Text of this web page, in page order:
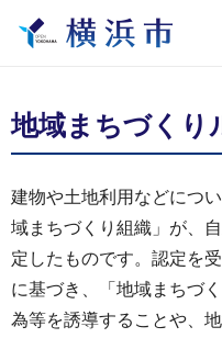
地域まちづくり
建物や土地利用などにつ
域まちづくり組織」が、
定したものです。認定を
に基づき、「地域まちづ
為等を誘導することや、